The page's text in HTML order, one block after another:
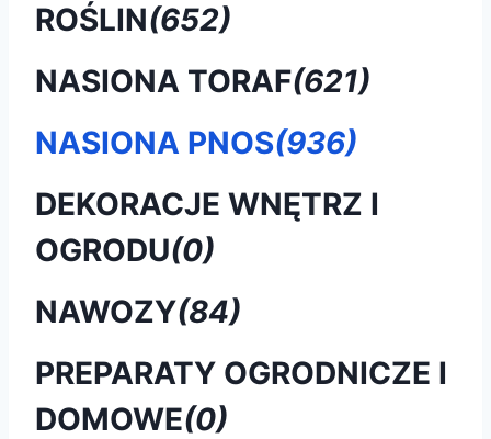
ROŚLIN(652)
NASIONA TORAF(621)
NASIONA PNOS(936)
DEKORACJE WNĘTRZ I
OGRODU(0)
NAWOZY(84)
PREPARATY OGRODNICZE I
DOMOWE(0)